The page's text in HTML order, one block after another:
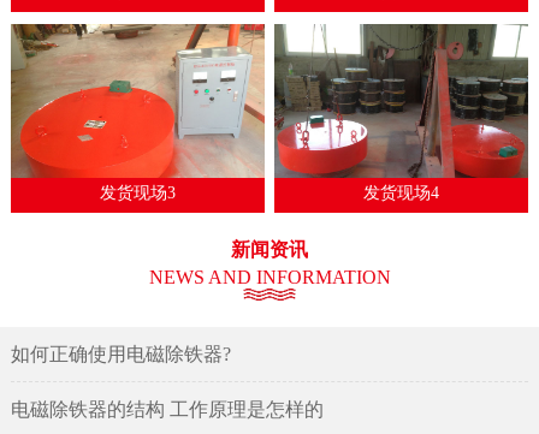
发货现场3 发货现场4
新闻资讯
NEWS AND INFORMATION
如何正确使用电磁除铁器?
电磁除铁器的结构 工作原理是怎样的